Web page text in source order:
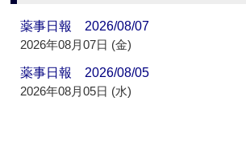
薬事日報 2026/08/07
2026年08月07日 (金)
薬事日報 2026/08/05
2026年08月05日 (水)